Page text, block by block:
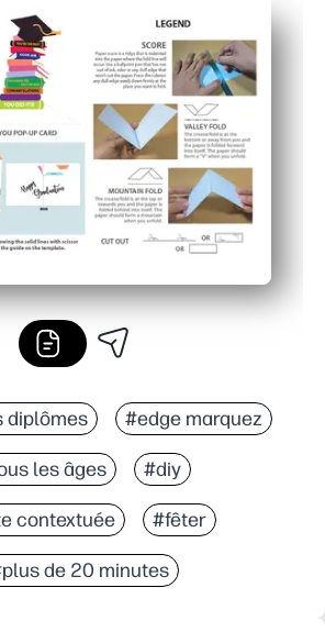
crée un impressionnant
de découpe et de pliage - des
digne d'être affichée - ajoutez une
diplômes #edge marquez
les âges #diy
contextuée #fêter
de 20 minutes